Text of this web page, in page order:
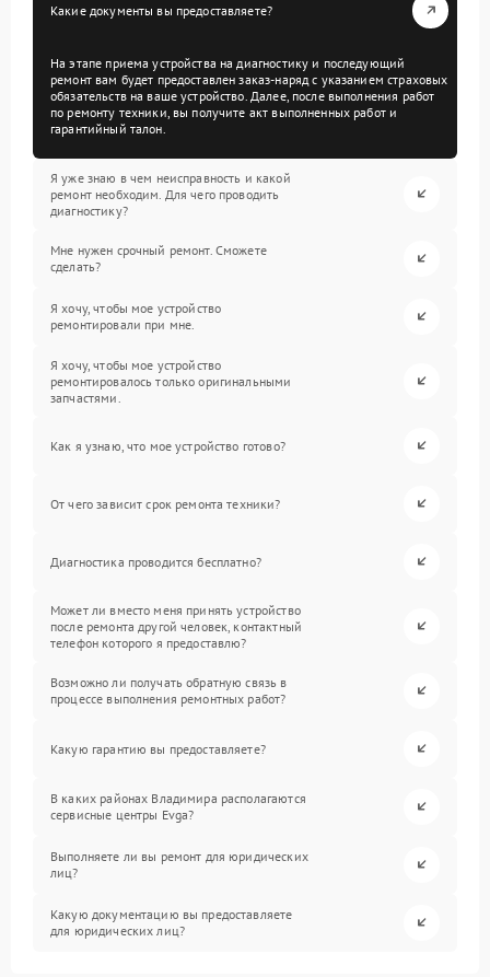
Какие документы вы предоставляете?
На этапе приема устройства на диагностику и последующий
ремонт вам будет предоставлен заказ-наряд с указанием страховых
обязательств на ваше устройство. Далее, после выполнения работ
по ремонту техники, вы получите акт выполненных работ и
гарантийный талон.
Я уже знаю в чем неисправность и какой
ремонт необходим. Для чего проводить
диагностику?
Мне нужен срочный ремонт. Сможете
сделать?
Я хочу, чтобы мое устройство
ремонтировали при мне.
Я хочу, чтобы мое устройство
ремонтировалось только оригинальными
запчастями.
Как я узнаю, что мое устройство готово?
От чего зависит срок ремонта техники?
Диагностика проводится бесплатно?
Может ли вместо меня принять устройство
после ремонта другой человек, контактный
телефон которого я предоставлю?
Возможно ли получать обратную связь в
процессе выполнения ремонтных работ?
Какую гарантию вы предоставляете?
В каких районах Владимира располагаются
сервисные центры Evga?
Выполняете ли вы ремонт для юридических
лиц?
Какую документацию вы предоставляете
для юридических лиц?